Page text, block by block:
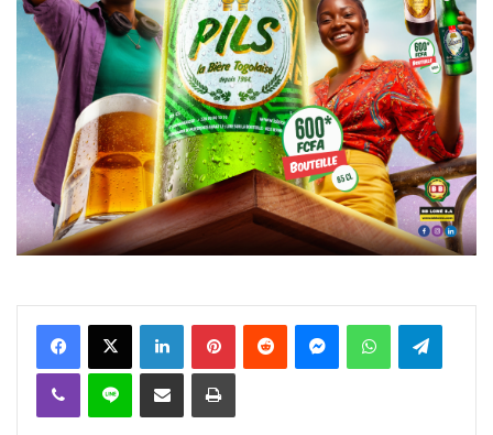
FacebookX Linkedin PinterestReddit MessengerWhatsAppTelegram
Viber Ligne Partager par email Imprimer